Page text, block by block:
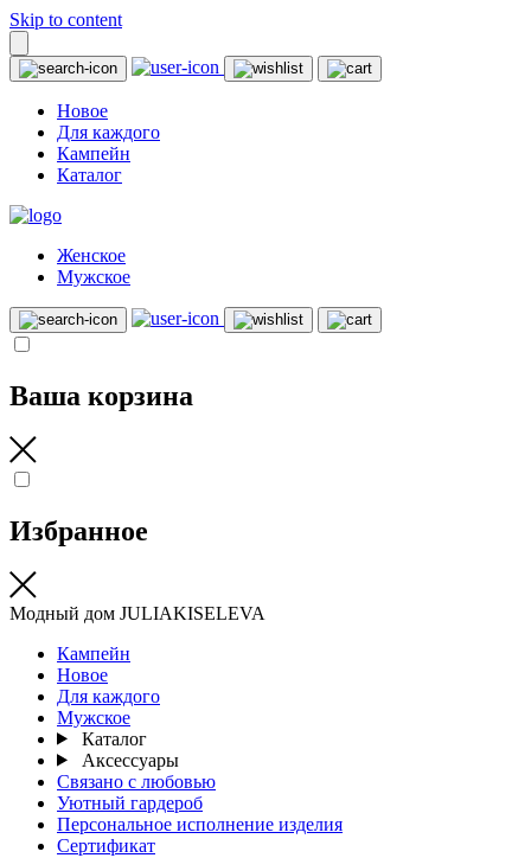
Skip to content
Новое
Для каждого
Кампейн
Каталог
Женское
Мужское
Ваша корзина
Избранное
Модный дом JULIAKISELEVA
Кампейн
Новое
Для каждого
Мужское
Каталог
Аксессуары
Связано с любовью
Уютный гардероб
Персональное исполнение изделия
Сертификат